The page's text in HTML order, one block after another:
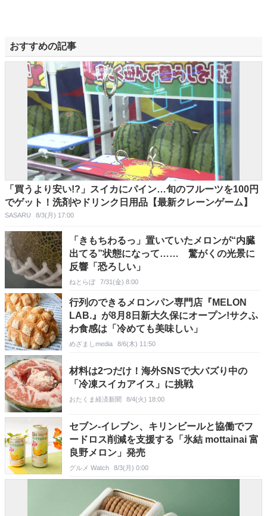
おすすめの記事
「買うより安い!?」スイカにパイン…旬のフルーツを100円
でゲット！洗剤やドリンク日用品【最新クレーンゲーム】
SASARU 8/3(月) 17:00
「きもちわるっ」置いていたメロンが“内臓
出てる”状態になって…… 驚がくの光景に
反響「恐ろしい」
ねとらぼ 7/31(金) 8:00
行列のできるメロンパン専門店『MELON
LAB.』が8月8日新大久保にオープン!サクふ
わ食感は「冷めても美味しい」
めざましmedia 8/6(木) 11:50
材料は2つだけ！海外SNSで大バズり中の
「冷凍スイカアイス」に挑戦
おたくま経済新聞 8/4(火) 18:00
セブン-イレブン、キリンビールと協働でフ
ードロス削減を支援する「氷結 mottainai 富
良野メロン」発売
グルメ Watch 8/3(月) 0:00